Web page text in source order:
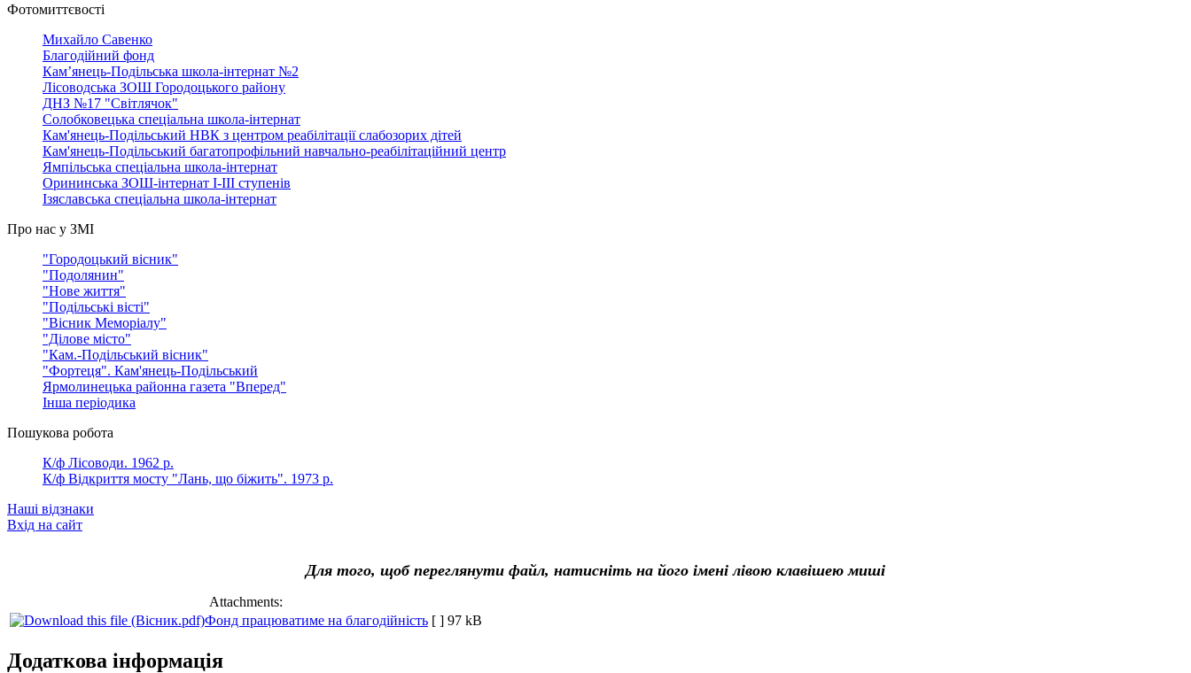
Фотомиттєвості
Михайло Савенко
Благодійний фонд
Кам’янець-Подільська школа-інтернат №2
Лісоводська ЗОШ Городоцького району
ДНЗ №17 "Світлячок"
Солобковецька спеціальна школа-інтернат
Кам'янець-Подільський НВК з центром реабілітації слабозорих дітей
Кам'янець-Подільський багатопрофільний навчально-реабілітаційний центр
Ямпільська спеціальна школа-інтернат
Орининська ЗОШ-інтернат І-ІІІ ступенів
Ізяславська спеціальна школа-інтернат
Про нас у ЗМІ
"Городоцький вісник"
"Подолянин"
"Нове життя"
"Подільські вісті"
"Вісник Меморіалу"
"Ділове місто"
"Кам.-Подільський вісник"
"Фортеця". Кам'янець-Подільський
Ярмолинецька районна газета "Вперед"
Інша періодика
Пошукова робота
К/ф Лісоводи. 1962 р.
К/ф Відкриття мосту "Лань, що біжить". 1973 р.
Наші відзнаки
Вхід на сайт
Для того, щоб переглянути файл, натисніть на його імені лівою клавішею миші
Attachments:
Фонд працюватиме на благодійність [ ] 97 kB
Додаткова інформація